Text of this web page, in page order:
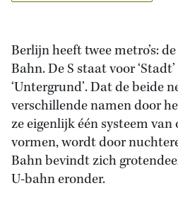
Berlijn heeft twee metro’s:
Bahn. De S staat voor
‘Untergrund’. Dat de beide
verschillende namen door
ze eigenlijk één systeem
vormen, wordt door
Bahn bevindt zich
U-bahn eronder.